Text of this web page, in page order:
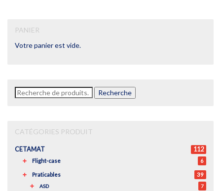
PANIER
Votre panier est vide.
Recherche
pour :
Recherche
CATÉGORIES PRODUIT
CETAMAT 112
Flight-case 6
Praticables 39
ASD 7